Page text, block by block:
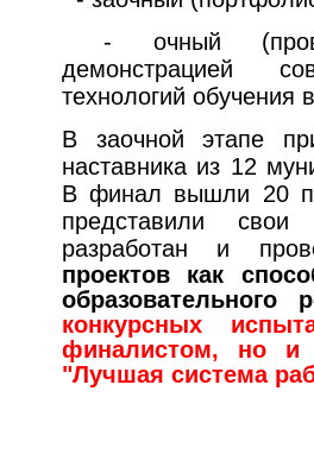
- очный
демонстрацией
технологий обучения
В заочной этапе
наставника из 12
В финал вышли 20
представили
разработан и
проектов как
образовательного
конкурсных
финалистом, но
"Лучшая система